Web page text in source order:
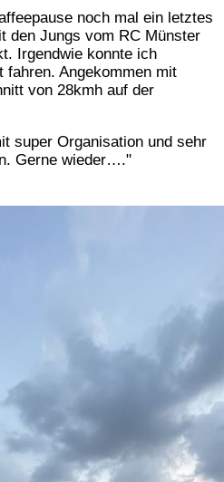
noch mal ein letztes
den Jungs vom RC Münster
Irgendwie konnte ich
Angekommen mit
von 28kmh auf der
super Organisation und sehr
Gerne wieder…."